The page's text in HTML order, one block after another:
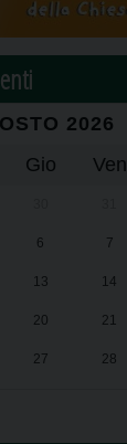
2026
Gio Ven
6 7
13 14
20 21
27 28